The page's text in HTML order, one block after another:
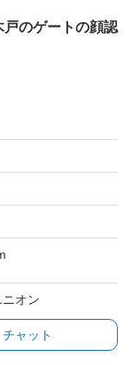
のゲートの顔認
オン
チャット